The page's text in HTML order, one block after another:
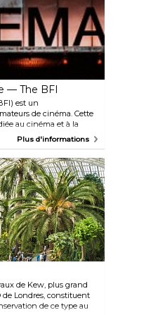
— The BFI
est un
de cinéma. Cette
au cinéma et à la
les jours : des
projetés dans leur
classiques d'antan et
dans ses salles plus
rénové du BFI est
idéal pour admirer la
et se retrouver en
de cinéma et de
au bord de l'eau du
vous galants ou pour
amis.
Plus d'informations
de Kew, plus grand
de Londres, constituent
de ce type au